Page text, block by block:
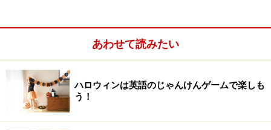
あわせて読みたい
ハロウィンは英語のじゃんけんゲームで楽しも
う！